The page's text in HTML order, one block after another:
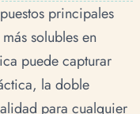
principales
solubles en
puede capturar
la doble
para cualquier